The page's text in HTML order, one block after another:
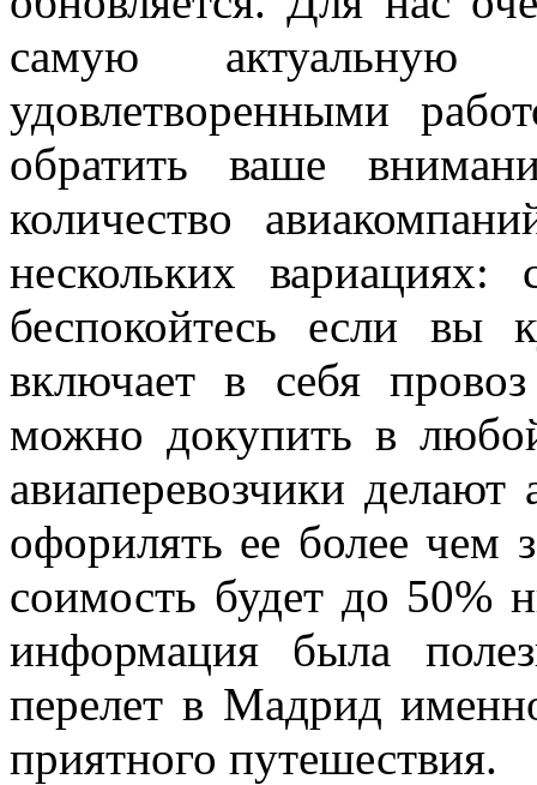
самую актуальную
удовлетворенными
обратить ваше
количество
нескольких
беспокойтесь если вы
включает в себя
можно докупить в
авиаперевозчики
офорилять ее более чем
соимость будет до 50%
информация была
перелет в Мадрид
приятного путешествия.